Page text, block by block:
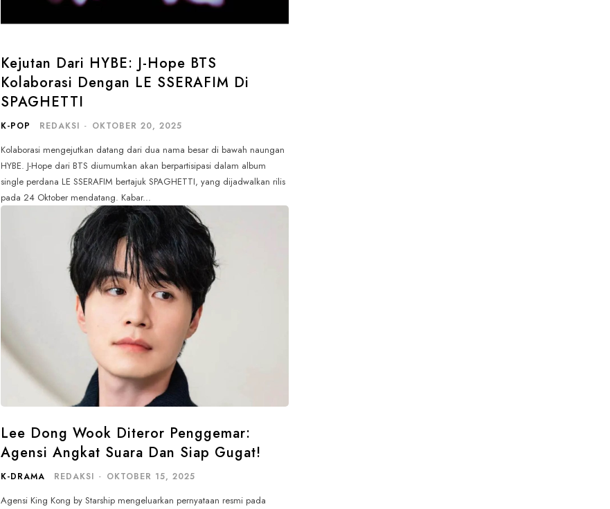
Kejutan Dari HYBE: J-Hope BTS
Kolaborasi Dengan LE SSERAFIM Di
SPAGHETTI
K-POP REDAKSI - OKTOBER 20, 2025
Kolaborasi mengejutkan datang dari dua nama besar di bawah naungan
HYBE. J-Hope dari BTS diumumkan akan berpartisipasi dalam album
single perdana LE SSERAFIM bertajuk SPAGHETTI, yang dijadwalkan rilis
pada 24 Oktober mendatang. Kabar...
Lee Dong Wook Diteror Penggemar:
Agensi Angkat Suara Dan Siap Gugat!
K-DRAMA REDAKSI - OKTOBER 15, 2025
Agensi King Kong by Starship mengeluarkan pernyataan resmi pada